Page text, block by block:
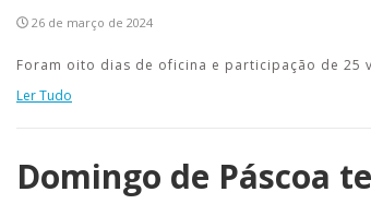
26 de março de 2024
Foram oito dias de oficina e participação de 25
Ler Tudo
Domingo de Páscoa